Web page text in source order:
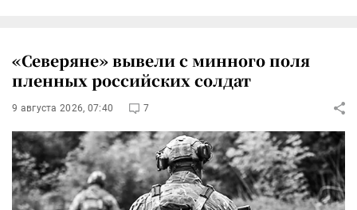
«Северяне» вывели с минного поля
пленных российских солдат
9 августа 2026, 07:40 7